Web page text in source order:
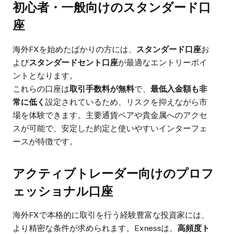
初心者・一般向けのスタンダード口
座
海外FXを始めたばかりの方には、 スタンダード口座お
よびスタンダードセント口座が最適なエントリーポイ
ントとなります。
これらの口座は取引手数料が無料で、 最低入金額も非
常に低く 設定されているため、リスクを抑えながら市
場を体験できます。主要通貨ペアや貴金属へのアクセ
スが可能で、安定した約定と使いやすいインターフェ
ースが特徴です。
アクティブトレーダー向けのプロフ
ェッショナル口座
海外FXで本格的に取引を行う経験豊富な投資家には、
より精密な条件が求められます。Exnessは、 高頻度ト